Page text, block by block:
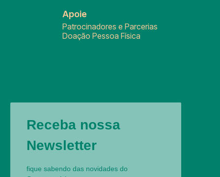
Apoie
Patrocinadores e Parcerias
Doação Pessoa Física